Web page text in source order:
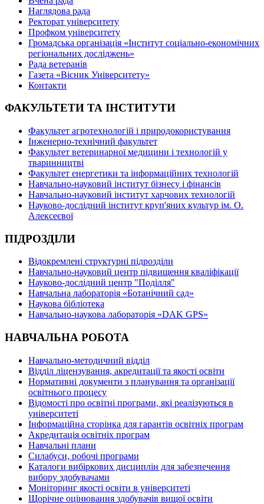
Наглядова рада
Ректорат університету
Профком університету
Громадська організація «Інститут соціально-економічних
регіональних досліджень»
Рада ветеранів
Газета «Вісник Університету»
Контакти
ФАКУЛЬТЕТИ ТА ІНСТИТУТИ
Факультет агротехнологій і природокористування
Інженерно-технічний факультет
Факультет ветеринарної медицини і технологій у
тваринництві
Факультет енергетики та інформаційних технологій
Навчально-науковий інститут бізнесу і фінансів
Навчально-науковий інститут харчових технологій
Науково-дослідний інститут круп'яних культур ім. О.
Алексеєвої
ПІДРОЗДІЛИ
Відокремлені структурні підрозділи
Навчально-науковий центр підвищення кваліфікації
Науково-дослідний центр "Поділля"
Навчальна лабораторія «Ботанічний сад»
Наукова бібліотека
Навчально-наукова лабораторія «DAK GPS»
НАВЧАЛЬНА РОБОТА
Навчально-методичний відділ
Відділ ліцензування, акредитації та якості освіти
Нормативні документи з планування та організації
освітнього процесу
Відомості про освітні програми, які реалізуються в
університеті
Інформаційна сторінка для гарантів освітніх програм
Акредитація освітніх програм
Навчальні плани
Силабуси, робочі програми
Каталоги вибіркових дисциплін для забезпечення
вибору здобувачами
Моніторинг якості освіти в університеті
Щорічне оцінювання здобувачів вищої освіти